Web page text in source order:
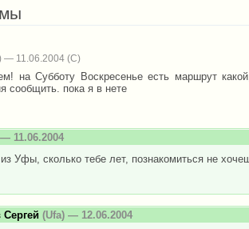
— 11.06.2004
на Субботу Воскресенье есть маршрут
сообщить. пока я в нете
— 11.06.2004
Уфы, сколько тебе лет, познакомиться не
(Ufa) — 12.06.2004